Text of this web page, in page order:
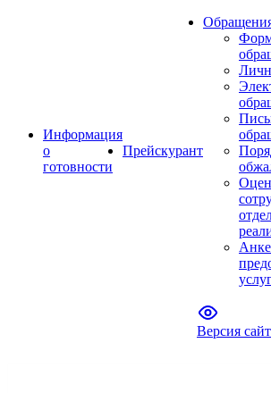
Информация
о
готовности
Прейскурант
Версия